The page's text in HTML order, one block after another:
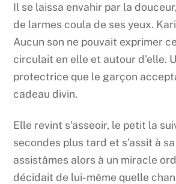
Il se laissa envahir par la
de larmes coula de ses yeux.
Aucun son ne pouvait exprimer
circulait en elle et autour d’elle.
protectrice que le garçon
cadeau divin.
Elle revint s’asseoir, le petit la
secondes plus tard et s’assit à
assistâmes alors à un miracle
décidait de lui-même quelle